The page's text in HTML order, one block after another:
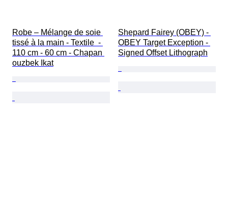
Robe – Mélange de soie
tissé à la main - Textile  -
110 cm - 60 cm - Chapan
ouzbek Ikat
Shepard Fairey (OBEY) -
OBEY Target Exception -
Signed Offset Lithograph